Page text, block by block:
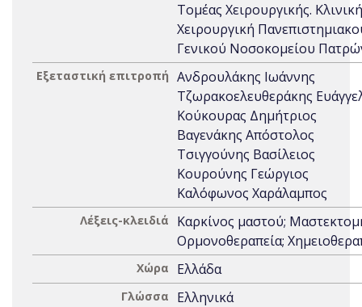
Τομέας Χειρουργικής. Κλινική
Χειρουργική
Γενικού Νοσοκομείου
Εξεταστική επιτροπή Ανδρουλάκης Ιωάννης
Τζωρακοελευθεράκης
Κούκουρας Δημήτριος
Βαγενάκης Απόστολος
Τσιγγούνης Βασίλειος
Κουρούνης Γεώργιος
Καλόφωνος Χαράλαμπος
Λέξεις-κλειδιά
Καρκίνος μαστού;
Ορμονοθεραπεία;
Χώρα Ελλάδα
Γλώσσα Ελληνικά